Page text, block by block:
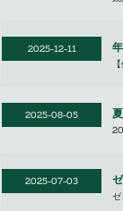
2025-12-11
2025-08-05
2025-07-03
ゼ